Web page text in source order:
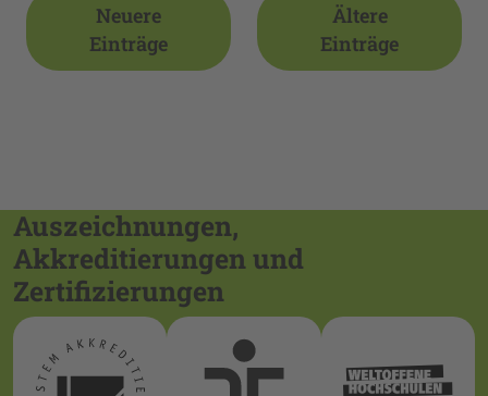
Neuere
Einträge
Ältere
Einträge
Auszeichnungen,
Akkreditierungen und
Zertifizierungen